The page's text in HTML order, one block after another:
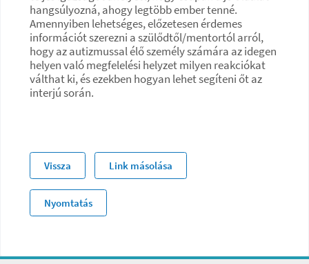
hangsúlyozná, ahogy legtöbb ember tenné.
Amennyiben lehetséges, előzetesen érdemes
információt szerezni a szülődtől/mentortól arról,
hogy az autizmussal élő személy számára az idegen
helyen való megfelelési helyzet milyen reakciókat
válthat ki, és ezekben hogyan lehet segíteni őt az
interjú során.
Vissza Link másolása
Nyomtatás